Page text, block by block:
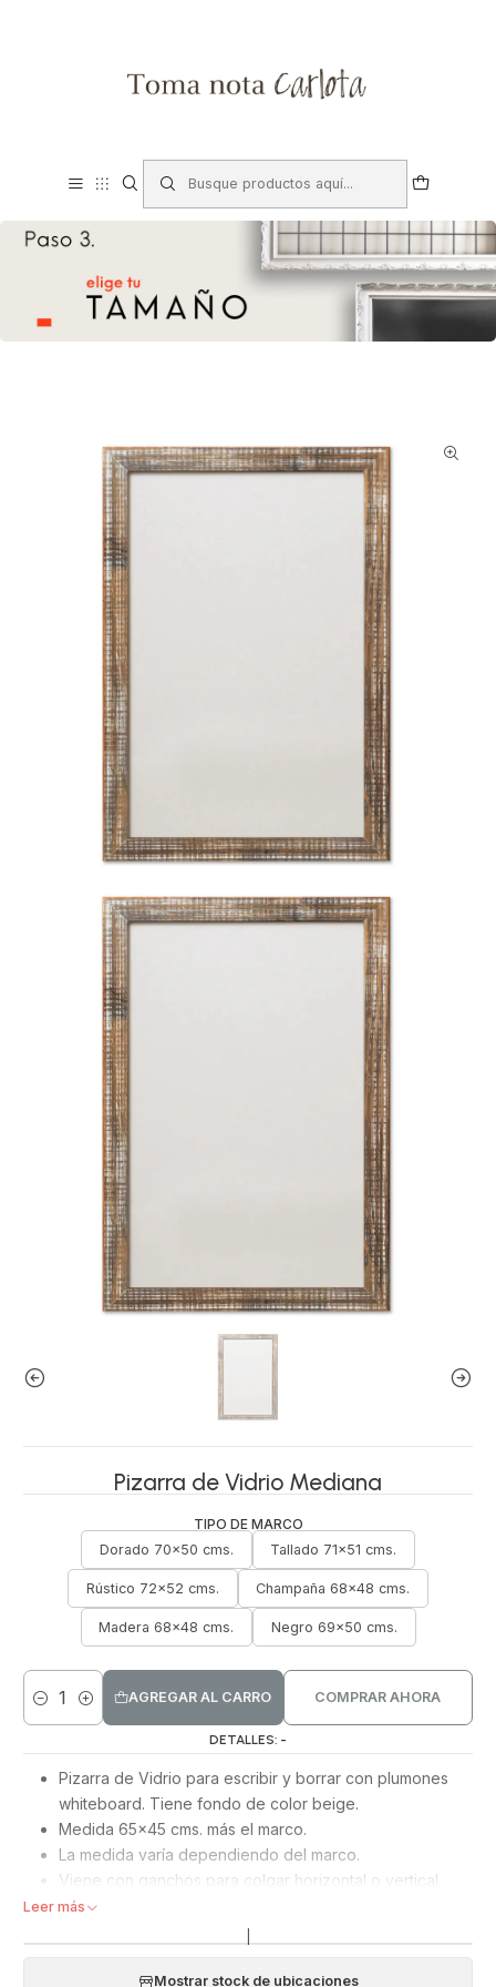
Pizarra de Vidrio Mediana
TIPO DE MARCO
Dorado 70x50 cms.
Tallado 71x51 cms.
Rústico 72x52 cms. Champaña 68x48 cms.
Madera 68x48 cms. Negro 69x50 cms.
Cantidad
AGREGAR AL CARRO COMPRAR AHORA
DETALLES: -
Pizarra de Vidrio para escribir y borrar con plumones
whiteboard. Tiene fondo de color beige.
Medida 65x45 cms. más el marco.
La medida varía dependiendo del marco.
Viene con ganchos para colgar horizontal o vertical.
Incluye plumón whiteboard.
Leer más
Mostrar stock de ubicaciones